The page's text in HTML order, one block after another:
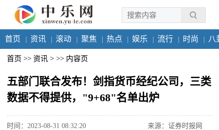
首页 资讯 滚动 聚焦 热点 娱乐 流行 时尚 八
首页 >> 资讯 > >> 内容页
五部门联合发布！剑指货币经纪公司，三类
数据不得提供，"9+68"名单出炉
时间：2023-08-31 08:32:20 来源：证券时报网